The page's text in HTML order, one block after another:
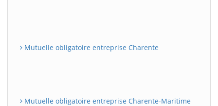
Mutuelle obligatoire entreprise Charente
Mutuelle obligatoire entreprise Charente-Maritime